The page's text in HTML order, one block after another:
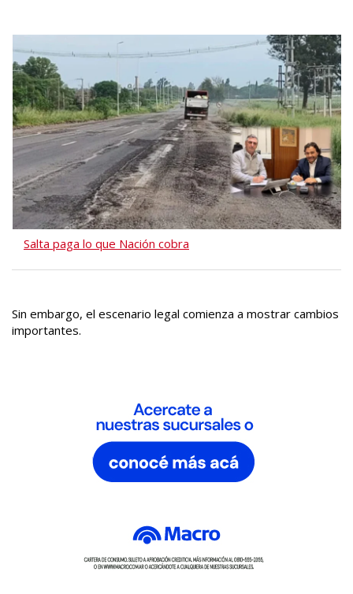
Salta paga lo que Nación cobra
Sin embargo, el escenario legal comienza a mostrar cambios
importantes.